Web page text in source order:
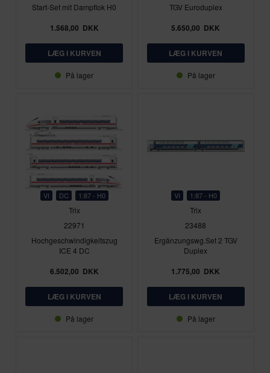
Start-Set mit Dampflok H0
1.568,00 DKK
På lager
TGV Euroduplex
5.650,00 DKK
På lager
VI DC 1:87 - H0
Trix
22971
Hochgeschwindigkeitszug
ICE 4 DC
6.502,00 DKK
På lager
VI 1:87 - H0
Trix
23488
Ergänzungswg.Set 2 TGV
Duplex
1.775,00 DKK
På lager